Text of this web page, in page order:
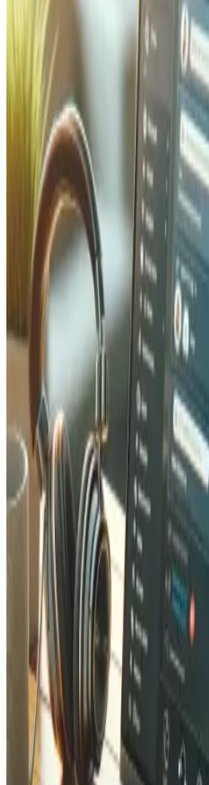
web, créer de nouvelles pages à
workflow de maintenance
d'aligner la présence numérique
SwissCoding : rendre l'éducation
toute la Suisse.
Approche stratégique
Nous avons commencé par un
existant, identifiant les lacunes
expérience utilisateur. En étroite
l'équipe SwissCoding, nous avons
essentielles pour soutenir leurs
pages de programmes, profils
communautaires. La refonte
la création d'un langage de
sur toutes les pages. Nous avons
mobile et l'accessibilité tout au
Fonctionnalités clés &
Implémentation
Le projet a impliqué la création et
nouvelles pages stratégiques
visiteurs en étudiants. Chaque
les meilleures pratiques SEO,
structurées, méta-tags optimisés
rapide. L'harmonisation de
les couleurs, la typographie,
interactifs suivent un système
avons implémenté des mises en
une attention particulière au
l'action.
Maintenance
Au-delà de la refonte initiale,
maintenance évolutive du site
inclut les mises à jour de sécurité
des performances, les
plugins et les mises à jour de
nouveaux programmes. Nous
mises à jour structuré qui
gardant le site à jour avec les
WordPress et PHP.